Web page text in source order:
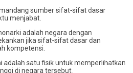
sumber sifat-sifat dasar
menjabat.
adalah negara dengan
jika sifat-sifat dasar dan
kompetensi.
adalah satu fisik untuk memperlihatkan
di negara tersebut.